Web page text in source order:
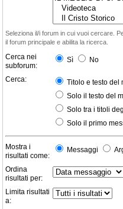
Seleziona il/i forum in cui vuoi cercare.
il forum principale e abilita la ricerca.
Cerca nei
subforum:
Sì No
Cerca:
Titolo e testo del
Solo il testo del
Solo tra i titoli
Solo il primo
Mostra i
risultati come:
Messaggi
Ordina
risultati per:
Limita risultati
a: